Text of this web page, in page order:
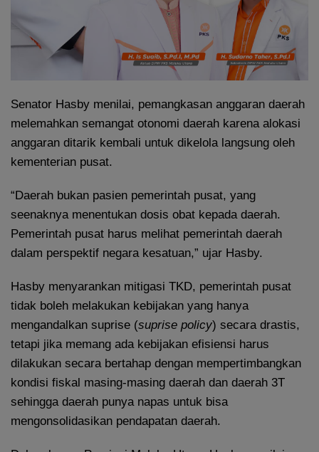
Senator Hasby menilai, pemangkasan anggaran daerah
melemahkan semangat otonomi daerah karena alokasi
anggaran ditarik kembali untuk dikelola langsung oleh
kementerian pusat.
“Daerah bukan pasien pemerintah pusat, yang
seenaknya menentukan dosis obat kepada daerah.
Pemerintah pusat harus melihat pemerintah daerah
dalam perspektif negara kesatuan,” ujar Hasby.
Hasby menyarankan mitigasi TKD, pemerintah pusat
tidak boleh melakukan kebijakan yang hanya
mengandalkan suprise (suprise policy) secara drastis,
tetapi jika memang ada kebijakan efisiensi harus
dilakukan secara bertahap dengan mempertimbangkan
kondisi fiskal masing-masing daerah dan daerah 3T
sehingga daerah punya napas untuk bisa
mengonsolidasikan pendapatan daerah.